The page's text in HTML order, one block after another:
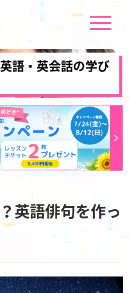
語・英会話の学び
英語俳句を作っ